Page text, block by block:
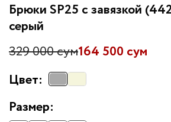
Брюки SP25 с завязкой
серый
164 500 сум
329 000 сум
Цвет:
Размер: